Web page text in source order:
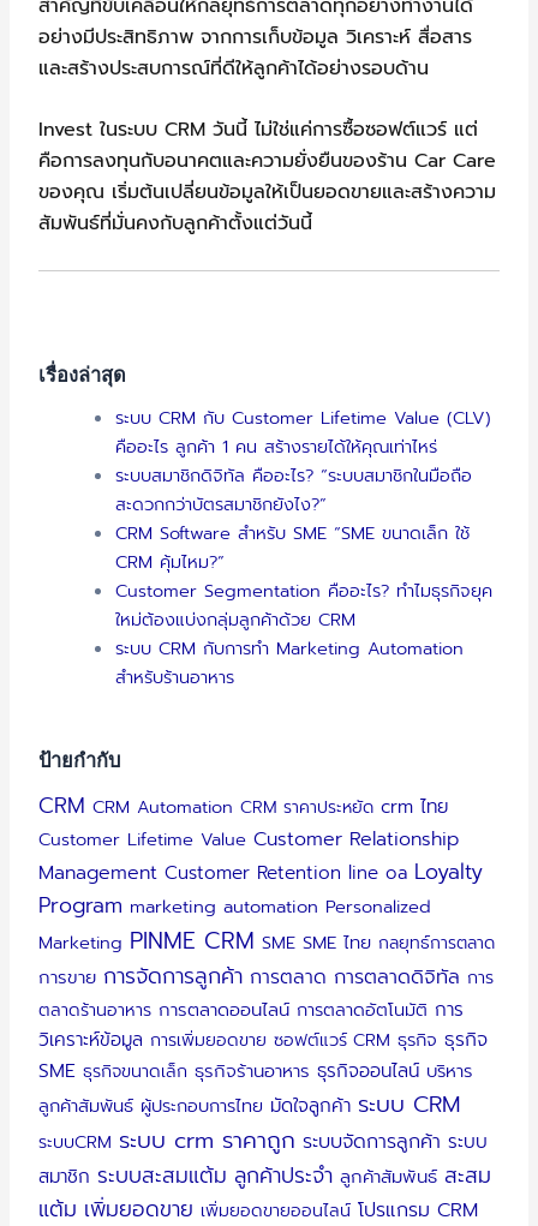
อย่างมีประสิทธิภาพ จากการเก็บข้อมูล วิเคราะห์ สื่อสาร
และสร้างประสบการณ์ที่ดีให้ลูกค้าได้อย่างรอบด้าน
Invest ในระบบ CRM วันนี้ ไม่ใช่แค่การซื้อซอฟต์แวร์ แต่
คือการลงทุนกับอนาคตและความยั่งยืนของร้าน Car Care
ของคุณ เริ่มต้นเปลี่ยนข้อมูลให้เป็นยอดขายและสร้างความ
สัมพันธ์ที่มั่นคงกับลูกค้าตั้งแต่วันนี้
เรื่องล่าสุด
ระบบ CRM กับ Customer Lifetime Value (CLV)
คืออะไร ลูกค้า 1 คน สร้างรายได้ให้คุณเท่าไหร่
ระบบสมาชิกดิจิทัล คืออะไร? “ระบบสมาชิกในมือถือ
สะดวกกว่าบัตรสมาชิกยังไง?”
CRM Software สำหรับ SME “SME ขนาดเล็ก ใช้
CRM คุ้มไหม?”
Customer Segmentation คืออะไร? ทำไมธุรกิจยุค
ใหม่ต้องแบ่งกลุ่มลูกค้าด้วย CRM
ระบบ CRM กับการทำ Marketing Automation
สำหรับร้านอาหาร
ป้ายกำกับ
CRM CRM Automation CRM ราคาประหยัด crm ไทย
Customer Lifetime Value Customer Relationship
Management Customer Retention line oa Loyalty
Program marketing automation Personalized
Marketing PINME CRM SME SME ไทย กลยุทธ์การตลาด
การขาย การจัดการลูกค้า การตลาด การตลาดดิจิทัล การ
ตลาดร้านอาหาร การตลาดออนไลน์ การตลาดอัตโนมัติ การ
วิเคราะห์ข้อมูล การเพิ่มยอดขาย ซอฟต์แวร์ CRM ธุรกิจ ธุรกิจ
SME ธุรกิจขนาดเล็ก ธุรกิจร้านอาหาร ธุรกิจออนไลน์ บริหาร
ลูกค้าสัมพันธ์ ผู้ประกอบการไทย มัดใจลูกค้า ระบบ CRM
ระบบCRM ระบบ crm ราคาถูก ระบบจัดการลูกค้า ระบบ
สมาชิก ระบบสะสมแต้ม ลูกค้าประจำ ลูกค้าสัมพันธ์ สะสม
แต้ม เพิ่มยอดขาย เพิ่มยอดขายออนไลน์ โปรแกรม CRM